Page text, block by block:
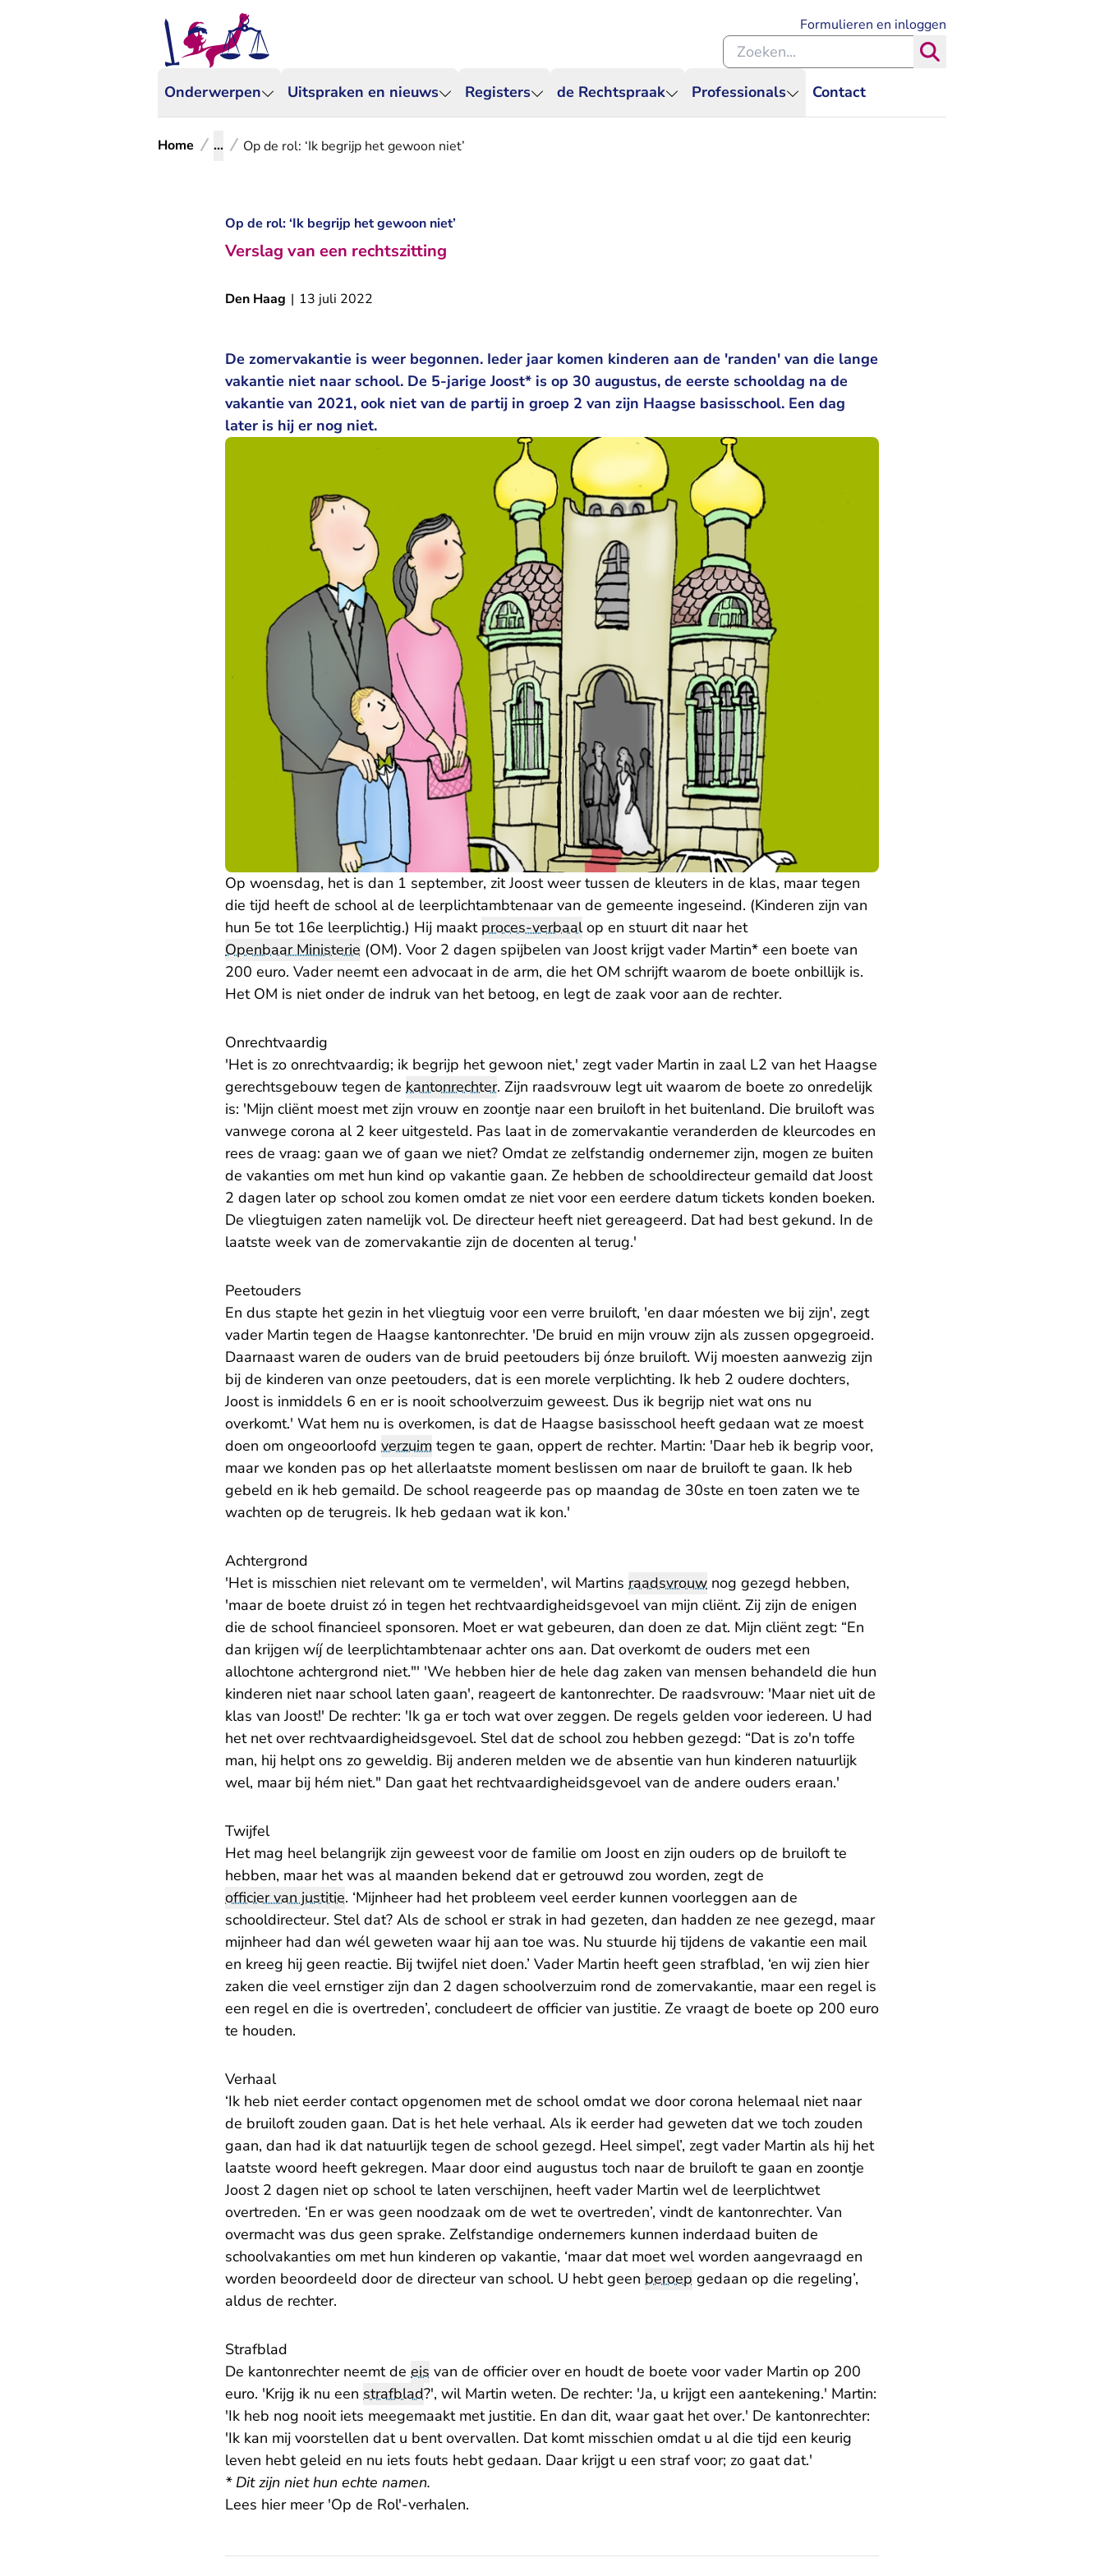
Onderwerpen Uitspraken en nieuws Registers de Rechtspraak Professionals Contact
Formulieren en inloggen
Zoeken binnen de Rechtspraak
Home ... Op de rol: ‘Ik begrijp het gewoon niet’
Op de rol: ‘Ik begrijp het gewoon niet’
Verslag van een rechtszitting
Den Haag | 13 juli 2022
De zomervakantie is weer begonnen. Ieder jaar komen kinderen aan de 'randen' van die lange
vakantie niet naar school. De 5-jarige Joost* is op 30 augustus, de eerste schooldag na de
vakantie van 2021, ook niet van de partij in groep 2 van zijn Haagse basisschool. Een dag
later is hij er nog niet.
Op woensdag, het is dan 1 september, zit Joost weer tussen de kleuters in de klas, maar tegen
die tijd heeft de school al de leerplichtambtenaar van de gemeente ingeseind. (Kinderen zijn van
hun 5e tot 16e leerplichtig.) Hij maakt proces-verbaalop en stuurt dit naar het
Openbaar Ministerie (OM). Voor 2 dagen spijbelen van Joost krijgt vader Martin* een boete van
200 euro. Vader neemt een advocaat in de arm, die het OM schrijft waarom de boete onbillijk is.
Het OM is niet onder de indruk van het betoog, en legt de zaak voor aan de rechter.
Onrechtvaardig
'Het is zo onrechtvaardig; ik begrijp het gewoon niet,' zegt vader Martin in zaal L2 van het Haagse
gerechtsgebouw tegen de kantonrechter. Zijn raadsvrouw legt uit waarom de boete zo onredelijk
is: 'Mijn cliënt moest met zijn vrouw en zoontje naar een bruiloft in het buitenland. Die bruiloft was
vanwege corona al 2 keer uitgesteld. Pas laat in de zomervakantie veranderden de kleurcodes en
rees de vraag: gaan we of gaan we niet? Omdat ze zelfstandig ondernemer zijn, mogen ze buiten
de vakanties om met hun kind op vakantie gaan. Ze hebben de schooldirecteur gemaild dat Joost
2 dagen later op school zou komen omdat ze niet voor een eerdere datum tickets konden boeken.
De vliegtuigen zaten namelijk vol. De directeur heeft niet gereageerd. Dat had best gekund. In de
laatste week van de zomervakantie zijn de docenten al terug.'
Peetouders
En dus stapte het gezin in het vliegtuig voor een verre bruiloft, 'en daar móesten we bij zijn', zegt
vader Martin tegen de Haagse kantonrechter. 'De bruid en mijn vrouw zijn als zussen opgegroeid.
Daarnaast waren de ouders van de bruid peetouders bij ónze bruiloft. Wij moesten aanwezig zijn
bij de kinderen van onze peetouders, dat is een morele verplichting. Ik heb 2 oudere dochters,
Joost is inmiddels 6 en er is nooit schoolverzuim geweest. Dus ik begrijp niet wat ons nu
overkomt.' Wat hem nu is overkomen, is dat de Haagse basisschool heeft gedaan wat ze moest
doen om ongeoorloofd verzuim tegen te gaan, oppert de rechter. Martin: 'Daar heb ik begrip voor,
maar we konden pas op het allerlaatste moment beslissen om naar de bruiloft te gaan. Ik heb
gebeld en ik heb gemaild. De school reageerde pas op maandag de 30ste en toen zaten we te
wachten op de terugreis. Ik heb gedaan wat ik kon.'
Achtergrond
'Het is misschien niet relevant om te vermelden', wil Martins raadsvrouw nog gezegd hebben,
'maar de boete druist zó in tegen het rechtvaardigheidsgevoel van mijn cliënt. Zij zijn de enigen
die de school financieel sponsoren. Moet er wat gebeuren, dan doen ze dat. Mijn cliënt zegt: “En
dan krijgen wíj de leerplichtambtenaar achter ons aan. Dat overkomt de ouders met een
allochtone achtergrond niet."' 'We hebben hier de hele dag zaken van mensen behandeld die hun
kinderen niet naar school laten gaan', reageert de kantonrechter. De raadsvrouw: 'Maar niet uit de
klas van Joost!' De rechter: 'Ik ga er toch wat over zeggen. De regels gelden voor iedereen. U had
het net over rechtvaardigheidsgevoel. Stel dat de school zou hebben gezegd: “Dat is zo'n toffe
man, hij helpt ons zo geweldig. Bij anderen melden we de absentie van hun kinderen natuurlijk
wel, maar bij hém niet." Dan gaat het rechtvaardigheidsgevoel van de andere ouders eraan.'
Twijfel
Het mag heel belangrijk zijn geweest voor de familie om Joost en zijn ouders op de bruiloft te
hebben, maar het was al maanden bekend dat er getrouwd zou worden, zegt de
officier van justitie. ‘Mijnheer had het probleem veel eerder kunnen voorleggen aan de
schooldirecteur. Stel dat? Als de school er strak in had gezeten, dan hadden ze nee gezegd, maar
mijnheer had dan wél geweten waar hij aan toe was. Nu stuurde hij tijdens de vakantie een mail
en kreeg hij geen reactie. Bij twijfel niet doen.’ Vader Martin heeft geen strafblad, ‘en wij zien hier
zaken die veel ernstiger zijn dan 2 dagen schoolverzuim rond de zomervakantie, maar een regel is
een regel en die is overtreden’, concludeert de officier van justitie. Ze vraagt de boete op 200 euro
te houden.
Verhaal
‘Ik heb niet eerder contact opgenomen met de school omdat we door corona helemaal niet naar
de bruiloft zouden gaan. Dat is het hele verhaal. Als ik eerder had geweten dat we toch zouden
gaan, dan had ik dat natuurlijk tegen de school gezegd. Heel simpel’, zegt vader Martin als hij het
laatste woord heeft gekregen. Maar door eind augustus toch naar de bruiloft te gaan en zoontje
Joost 2 dagen niet op school te laten verschijnen, heeft vader Martin wel de leerplichtwet
overtreden. ‘En er was geen noodzaak om de wet te overtreden’, vindt de kantonrechter. Van
overmacht was dus geen sprake. Zelfstandige ondernemers kunnen inderdaad buiten de
schoolvakanties om met hun kinderen op vakantie, ‘maar dat moet wel worden aangevraagd en
worden beoordeeld door de directeur van school. U hebt geen beroep gedaan op die regeling’,
aldus de rechter.
Strafblad
De kantonrechter neemt de eis van de officier over en houdt de boete voor vader Martin op 200
euro. 'Krijg ik nu een strafblad?', wil Martin weten. De rechter: 'Ja, u krijgt een aantekening.' Martin:
'Ik heb nog nooit iets meegemaakt met justitie. En dan dit, waar gaat het over.' De kantonrechter:
'Ik kan mij voorstellen dat u bent overvallen. Dat komt misschien omdat u al die tijd een keurig
leven hebt geleid en nu iets fouts hebt gedaan. Daar krijgt u een straf voor; zo gaat dat.'
* Dit zijn niet hun echte namen.
Lees hier meer 'Op de Rol'-verhalen.